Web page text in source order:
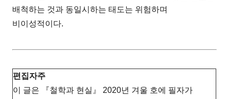
배척하는 것과 동일시하는 태도는 위험하며
비이성적이다.
편집자주
이 글은 『철학과 현실』 2020년 겨울 호에 필자가